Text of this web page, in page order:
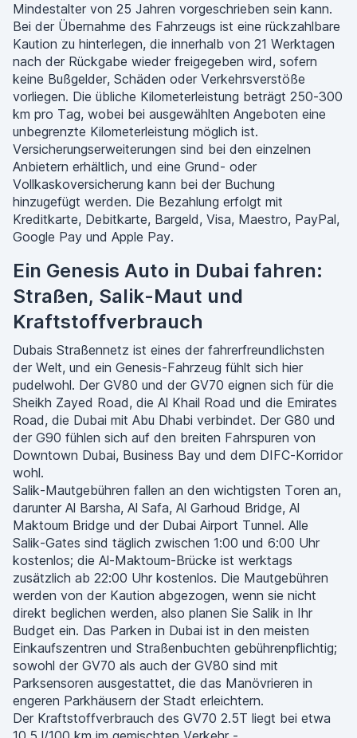
Mindestalter von 25 Jahren vorgeschrieben sein kann.
Bei der Übernahme des Fahrzeugs ist eine rückzahlbare
Kaution zu hinterlegen, die innerhalb von 21 Werktagen
nach der Rückgabe wieder freigegeben wird, sofern
keine Bußgelder, Schäden oder Verkehrsverstöße
vorliegen. Die übliche Kilometerleistung beträgt 250-300
km pro Tag, wobei bei ausgewählten Angeboten eine
unbegrenzte Kilometerleistung möglich ist.
Versicherungserweiterungen sind bei den einzelnen
Anbietern erhältlich, und eine Grund- oder
Vollkaskoversicherung kann bei der Buchung
hinzugefügt werden. Die Bezahlung erfolgt mit
Kreditkarte, Debitkarte, Bargeld, Visa, Maestro, PayPal,
Google Pay und Apple Pay.
Ein Genesis Auto in Dubai fahren:
Straßen, Salik-Maut und
Kraftstoffverbrauch
Dubais Straßennetz ist eines der fahrerfreundlichsten
der Welt, und ein Genesis-Fahrzeug fühlt sich hier
pudelwohl. Der GV80 und der GV70 eignen sich für die
Sheikh Zayed Road, die Al Khail Road und die Emirates
Road, die Dubai mit Abu Dhabi verbindet. Der G80 und
der G90 fühlen sich auf den breiten Fahrspuren von
Downtown Dubai, Business Bay und dem DIFC-Korridor
wohl.
Salik-Mautgebühren fallen an den wichtigsten Toren an,
darunter Al Barsha, Al Safa, Al Garhoud Bridge, Al
Maktoum Bridge und der Dubai Airport Tunnel. Alle
Salik-Gates sind täglich zwischen 1:00 und 6:00 Uhr
kostenlos; die Al-Maktoum-Brücke ist werktags
zusätzlich ab 22:00 Uhr kostenlos. Die Mautgebühren
werden von der Kaution abgezogen, wenn sie nicht
direkt beglichen werden, also planen Sie Salik in Ihr
Budget ein. Das Parken in Dubai ist in den meisten
Einkaufszentren und Straßenbuchten gebührenpflichtig;
sowohl der GV70 als auch der GV80 sind mit
Parksensoren ausgestattet, die das Manövrieren in
engeren Parkhäusern der Stadt erleichtern.
Der Kraftstoffverbrauch des GV70 2.5T liegt bei etwa